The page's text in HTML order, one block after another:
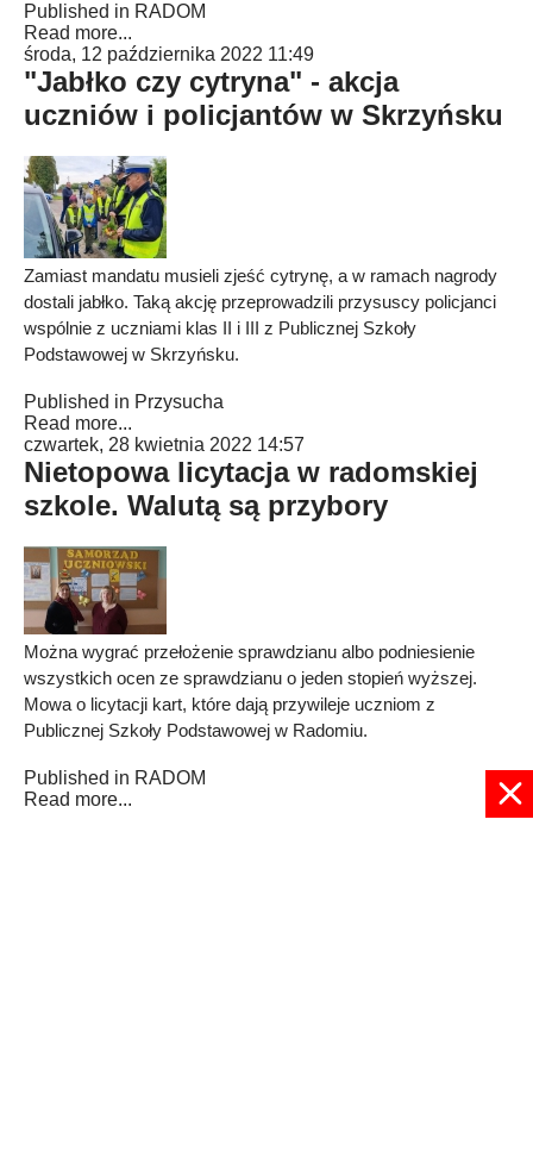
Published in RADOM
Read more...
środa, 12 października 2022 11:49
"Jabłko czy cytryna" - akcja
uczniów i policjantów w Skrzyńsku
Zamiast mandatu musieli zjeść cytrynę, a w ramach nagrody
dostali jabłko. Taką akcję przeprowadzili przysuscy policjanci
wspólnie z uczniami klas II i III z Publicznej Szkoły
Podstawowej w Skrzyńsku.
Published in Przysucha
Read more...
czwartek, 28 kwietnia 2022 14:57
Nietopowa licytacja w radomskiej
szkole. Walutą są przybory
Można wygrać przełożenie sprawdzianu albo podniesienie
wszystkich ocen ze sprawdzianu o jeden stopień wyższej.
Mowa o licytacji kart, które dają przywileje uczniom z
Publicznej Szkoły Podstawowej w Radomiu.
Published in RADOM
Read more...